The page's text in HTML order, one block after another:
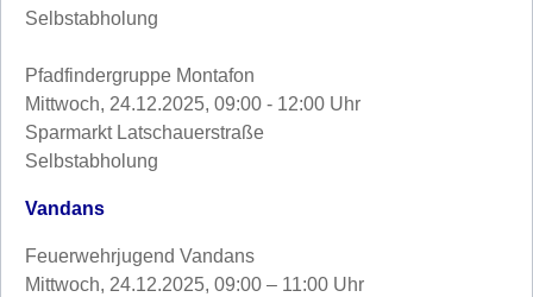
Selbstabholung
Pfadfindergruppe Montafon
Mittwoch, 24.12.2025, 09:00 - 12:00 Uhr
Sparmarkt Latschauerstraße
Selbstabholung
Vandans
Feuerwehrjugend Vandans
Mittwoch, 24.12.2025, 09:00 – 11:00 Uhr